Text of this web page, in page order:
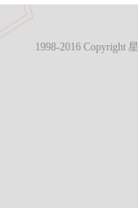
1998-2016 Copyright